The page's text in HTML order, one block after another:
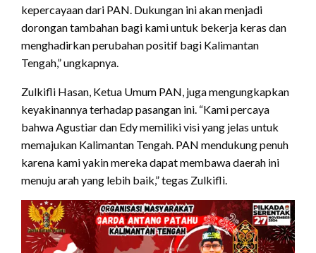
kepercayaan dari PAN. Dukungan ini akan menjadi
dorongan tambahan bagi kami untuk bekerja keras dan
menghadirkan perubahan positif bagi Kalimantan
Tengah,” ungkapnya.
Zulkifli Hasan, Ketua Umum PAN, juga mengungkapkan
keyakinannya terhadap pasangan ini. “Kami percaya
bahwa Agustiar dan Edy memiliki visi yang jelas untuk
memajukan Kalimantan Tengah. PAN mendukung penuh
karena kami yakin mereka dapat membawa daerah ini
menuju arah yang lebih baik,” tegas Zulkifli.